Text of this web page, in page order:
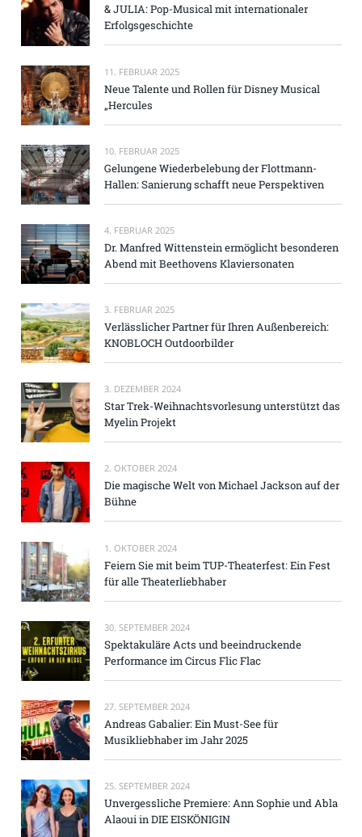
& JULIA: Pop-Musical mit internationaler
Erfolgsgeschichte
11. FEBRUAR 2025
Neue Talente und Rollen für Disney Musical
„Hercules
10. FEBRUAR 2025
Gelungene Wiederbelebung der Flottmann-
Hallen: Sanierung schafft neue Perspektiven
4. FEBRUAR 2025
Dr. Manfred Wittenstein ermöglicht besonderen
Abend mit Beethovens Klaviersonaten
3. FEBRUAR 2025
Verlässlicher Partner für Ihren Außenbereich:
KNOBLOCH Outdoorbilder
3. DEZEMBER 2024
Star Trek-Weihnachtsvorlesung unterstützt das
Myelin Projekt
2. OKTOBER 2024
Die magische Welt von Michael Jackson auf der
Bühne
1. OKTOBER 2024
Feiern Sie mit beim TUP-Theaterfest: Ein Fest
für alle Theaterliebhaber
30. SEPTEMBER 2024
Spektakuläre Acts und beeindruckende
Performance im Circus Flic Flac
27. SEPTEMBER 2024
Andreas Gabalier: Ein Must-See für
Musikliebhaber im Jahr 2025
25. SEPTEMBER 2024
Unvergessliche Premiere: Ann Sophie und Abla
Alaoui in DIE EISKÖNIGIN